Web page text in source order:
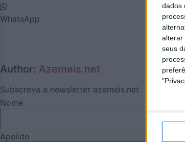
dados
alterar
seus
WhatsApp
Author: Azemeis.net
Subscreva a newsletter azeméis.net
Nome
Apelido